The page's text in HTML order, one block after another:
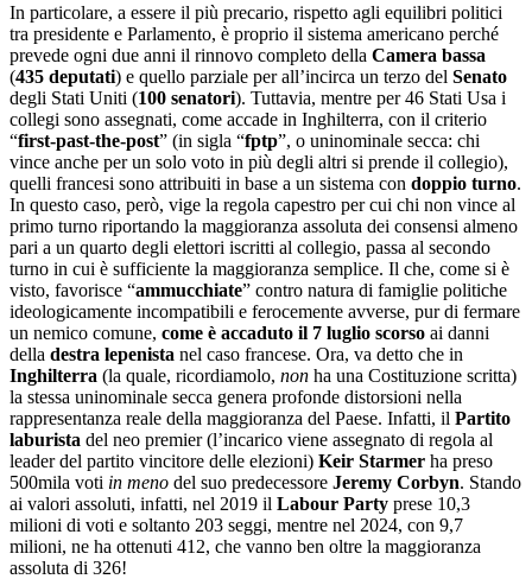
In particolare, a essere il più precario, rispetto agli equilibri politici
tra presidente e Parlamento, è proprio il sistema americano perché
prevede ogni due anni il rinnovo completo della Camera bassa
(435 deputati) e quello parziale per all’incirca un terzo del Senato
degli Stati Uniti (100 senatori). Tuttavia, mentre per 46 Stati Usa i
collegi sono assegnati, come accade in Inghilterra, con il criterio
“first-past-the-post” (in sigla “fptp”, o uninominale secca: chi
vince anche per un solo voto in più degli altri si prende il collegio),
quelli francesi sono attribuiti in base a un sistema con doppio turno.
In questo caso, però, vige la regola capestro per cui chi non vince al
primo turno riportando la maggioranza assoluta dei consensi almeno
pari a un quarto degli elettori iscritti al collegio, passa al secondo
turno in cui è sufficiente la maggioranza semplice. Il che, come si è
visto, favorisce “ammucchiate” contro natura di famiglie politiche
ideologicamente incompatibili e ferocemente avverse, pur di fermare
un nemico comune, come è accaduto il 7 luglio scorso ai danni
della destra lepenista nel caso francese. Ora, va detto che in
Inghilterra (la quale, ricordiamolo, non ha una Costituzione scritta)
la stessa uninominale secca genera profonde distorsioni nella
rappresentanza reale della maggioranza del Paese. Infatti, il Partito
laburista del neo premier (l’incarico viene assegnato di regola al
leader del partito vincitore delle elezioni) Keir Starmer ha preso
500mila voti in meno del suo predecessore Jeremy Corbyn. Stando
ai valori assoluti, infatti, nel 2019 il Labour Party prese 10,3
milioni di voti e soltanto 203 seggi, mentre nel 2024, con 9,7
milioni, ne ha ottenuti 412, che vanno ben oltre la maggioranza
assoluta di 326!